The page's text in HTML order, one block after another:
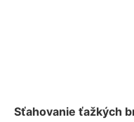
Sťahovanie ťažkých